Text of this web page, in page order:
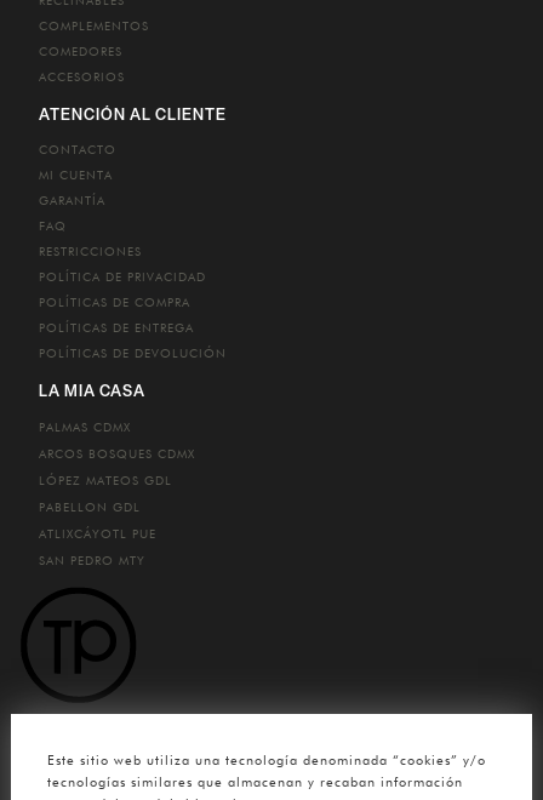
COMPLEMENTOS
COMEDORES
ACCESORIOS
ATENCIÓN AL CLIENTE
CONTACTO
MI CUENTA
GARANTÍA
FAQ
RESTRICCIONES
POLÍTICA DE PRIVACIDAD
POLÍTICAS DE COMPRA
POLÍTICAS DE ENTREGA
POLÍTICAS DE DEVOLUCIÓN
LA MIA CASA
PALMAS CDMX
ARCOS BOSQUES CDMX
LÓPEZ MATEOS GDL
PABELLON GDL
ATLIXCÁYOTL PUE
SAN PEDRO MTY
(33) 4780 0904
Este sitio web utiliza una tecnología denominada “cookies” y/o
tecnologías similares que almacenan y recaban información